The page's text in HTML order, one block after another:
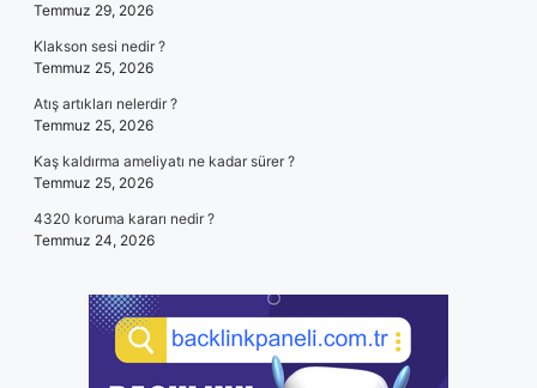
Temmuz 29, 2026
Klakson sesi nedir ?
Temmuz 25, 2026
Atış artıkları nelerdir ?
Temmuz 25, 2026
Kaş kaldırma ameliyatı ne kadar sürer ?
Temmuz 25, 2026
4320 koruma kararı nedir ?
Temmuz 24, 2026